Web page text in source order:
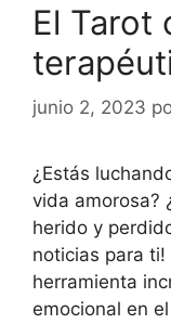
El Tarot
junio 2, 2023
¿Estás
vida amorosa?
herido y
noticias para ti!
herramienta
emocional en